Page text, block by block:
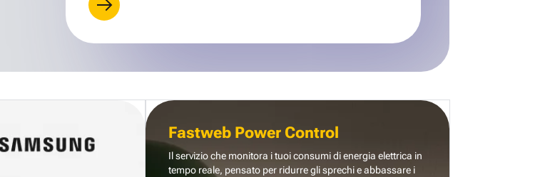
Fastweb Power Control
Il servizio che monitora i tuoi consumi di energia elettrica in
tempo reale, pensato per ridurre gli sprechi e abbassare i